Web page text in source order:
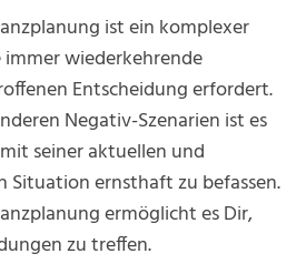
ist ein komplexer
wiederkehrende
Entscheidung erfordert.
Negativ-Szenarien ist es
seiner aktuellen und
Situation ernsthaft zu befassen.
ermöglicht es Dir,
zu treffen.